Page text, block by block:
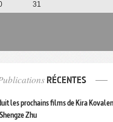
31
RÉCENTES
les prochains films de Kira
Zhu